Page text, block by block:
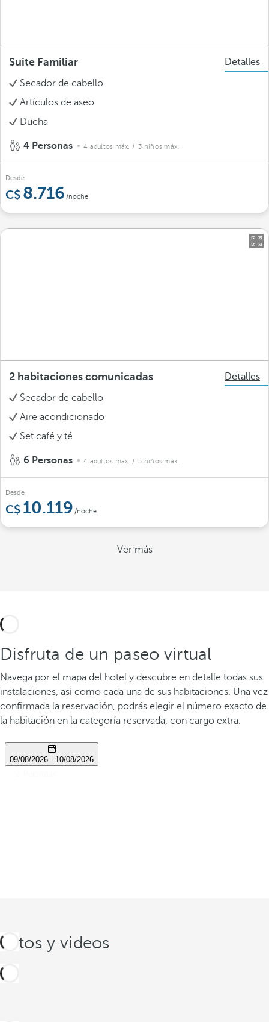
Suite Familiar
Detalles
Secador de cabello
Artículos de aseo
Ducha
4 Personas 4 adultos máx. / 3 niños máx.
Desde
8.716 /noche
2 habitaciones comunicadas
Detalles
Secador de cabello
Aire acondicionado
Set café y té
6 Personas 4 adultos máx. / 5 niños máx.
Desde
10.119 /noche
Ver más
Disfruta de un paseo virtual
Navega por el mapa del hotel y descubre en detalle todas sus
instalaciones, así como cada una de sus habitaciones. Una vez
confirmada la reservación, podrás elegir el número exacto de
la habitación en la categoría reservada, con cargo extra.
Fotos y videos